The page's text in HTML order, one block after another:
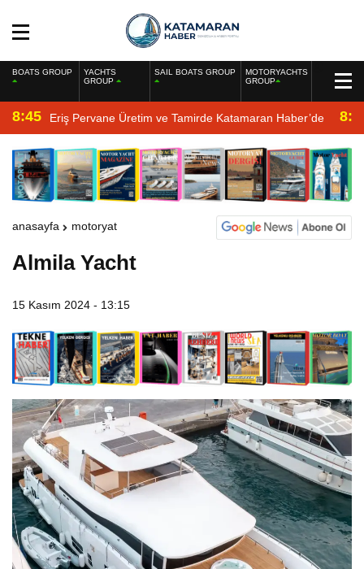
BOATS GROUP
YACHTS
GROUP
SAIL BOATS GROUP
MOTORYACHTS
GROUP
8:45 Eriş Pervane Üretim ve Tamirde Katamaran Haber’de
anasayfa motoryat
Almila Yacht
15 Kasım 2024 - 13:15